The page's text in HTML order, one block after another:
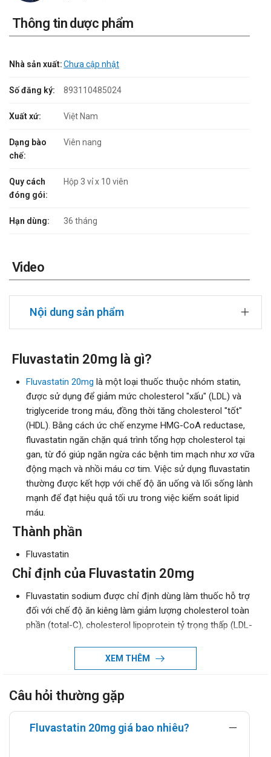
Thông tin dược phẩm
Nhà sản xuất:Chưa cập nhật
Số đăng ký: 893110485024
Xuất xứ: Việt Nam
Dạng bào
chế:
Viên nang
Quy cách
đóng gói:
Hộp 3 vỉ x 10 viên
Hạn dùng: 36 tháng
Video
Nội dung sản phẩm
Fluvastatin 20mg là gì?
Fluvastatin 20mg là một loại thuốc thuộc nhóm statin,
được sử dụng để giảm mức cholesterol "xấu" (LDL) và
triglyceride trong máu, đồng thời tăng cholesterol "tốt"
(HDL). Bằng cách ức chế enzyme HMG-CoA reductase,
fluvastatin ngăn chặn quá trình tổng hợp cholesterol tại
gan, từ đó giúp ngăn ngừa các bệnh tim mạch như xơ vữa
động mạch và nhồi máu cơ tim. Việc sử dụng fluvastatin
thường được kết hợp với chế độ ăn uống và lối sống lành
mạnh để đạt hiệu quả tối ưu trong việc kiểm soát lipid
máu.
Thành phần
Fluvastatin
Chỉ định của Fluvastatin 20mg
Fluvastatin sodium được chỉ định dùng làm thuốc hỗ trợ
đối với chế độ ăn kiêng làm giảm lượng cholesterol toàn
phần (total-C), cholesterol lipoprotein tỷ trọng thấp (LDL-
và đối với chứng tăng cholesterol lipoprotein tỷ trọng cao
(HDL-C) trên bệnh nhân tăng cholesterol huyết tiên phát
IIa và IIb).
Fluvastatin sodium cũng được chỉ định làm chậm tiến
triển bệnh xơ vữa động mạch vành trên bệnh nhân tăng
XEM THÊM
Câu hỏi thường gặp
Fluvastatin 20mg giá bao nhiêu?